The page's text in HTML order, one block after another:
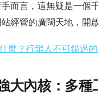
而言，這無疑是一個
經營的廣闊天地，開
麼？行銷人不可錯過
大內核：多